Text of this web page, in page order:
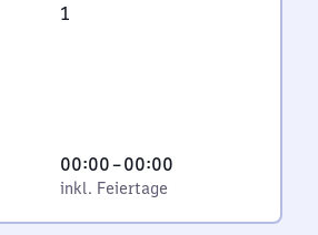
1
00:00–00:00
Von
0
Uhr
inkl. Feiertage